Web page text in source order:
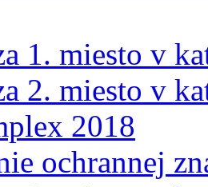
1. miesto v
2. miesto v
2018
ochrannej